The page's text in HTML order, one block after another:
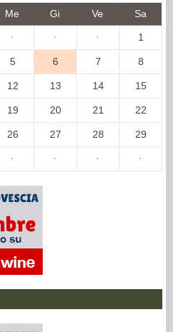
Me Gi Ve Sa
· · · 1
5 6 7 8
12 13 14 15
19 20 21 22
26 27 28 29
· · · ·